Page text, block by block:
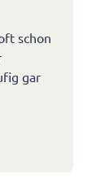
schon
gar